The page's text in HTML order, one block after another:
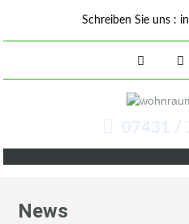
Schreiben Sie uns :
07431 /
News